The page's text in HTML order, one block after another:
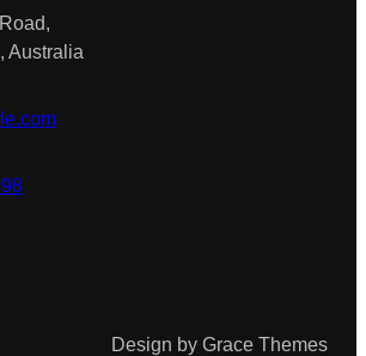
Australia
Design by Grace Themes